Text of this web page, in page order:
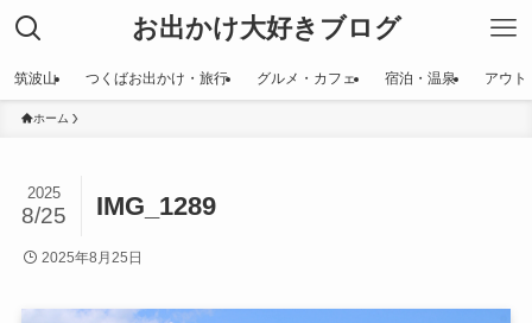
お出かけ大好きブログ
筑波山 つくばお出かけ・旅行 グルメ・カフェ 宿泊・温泉 アウト
ホーム
IMG_1289
2025
8/25
2025年8月25日